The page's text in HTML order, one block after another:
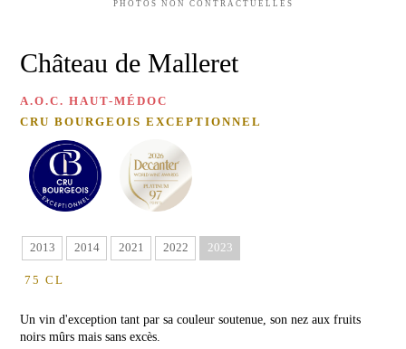
Château
de
Malleret
VINS
BLANCS
de
Malleret
Blanc
de
Malleret
DE
FLEURS
MIEL
RHODODENDRON
CARTE
CADEAU
&
DÉGUSTATION
PHOTOS NON CONTRACTUELLES
Château de Malleret
A.O.C. HAUT-MÉDOC
CRU BOURGEOIS EXCEPTIONNEL
2013 2014 2021 2022 2023
75 CL
Un vin d'exception tant par sa couleur soutenue, son nez aux fruits
noirs mûrs mais sans excès.